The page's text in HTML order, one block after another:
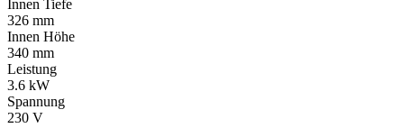
Innen Tiefe
326 mm
Innen Höhe
340 mm
Leistung
3.6 kW
Spannung
230 V